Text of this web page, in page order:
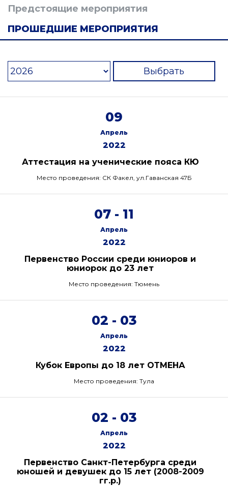
Предстоящие мероприятия
ПРОШЕДШИЕ МЕРОПРИЯТИЯ
Выбрать
09
Апрель
2022
Аттестация на ученические пояса КЮ
Место проведения: СК Факел, ул.Гаванская 47Б
07 - 11
Апрель
2022
Первенство России среди юниоров и
юниорок до 23 лет
Место проведения: Тюмень
02 - 03
Апрель
2022
Кубок Европы до 18 лет ОТМЕНА
Место проведения: Тула
02 - 03
Апрель
2022
Первенство Санкт-Петербурга среди
юношей и девушек до 15 лет (2008-2009
гг.р.)